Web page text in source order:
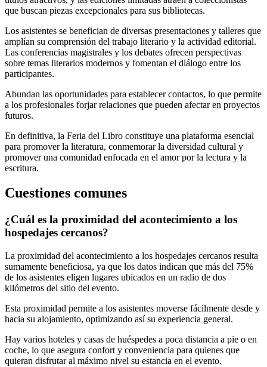
que buscan piezas excepcionales para sus bibliotecas.
Los asistentes se benefician de diversas presentaciones y talleres que
amplían su comprensión del trabajo literario y la actividad editorial.
Las conferencias magistrales y los debates ofrecen perspectivas
sobre temas literarios modernos y fomentan el diálogo entre los
participantes.
Abundan las oportunidades para establecer contactos, lo que permite
a los profesionales forjar relaciones que pueden afectar en proyectos
futuros.
En definitiva, la Feria del Libro constituye una plataforma esencial
para promover la literatura, conmemorar la diversidad cultural y
promover una comunidad enfocada en el amor por la lectura y la
escritura.
Cuestiones comunes
¿Cuál es la proximidad del acontecimiento a los
hospedajes cercanos?
La proximidad del acontecimiento a los hospedajes cercanos resulta
sumamente beneficiosa, ya que los datos indican que más del 75%
de los asistentes eligen lugares ubicados en un radio de dos
kilómetros del sitio del evento.
Esta proximidad permite a los asistentes moverse fácilmente desde y
hacia su alojamiento, optimizando así su experiencia general.
Hay varios hoteles y casas de huéspedes a poca distancia a pie o en
coche, lo que asegura confort y conveniencia para quienes que
quieran disfrutar al máximo nivel su estancia en el evento.